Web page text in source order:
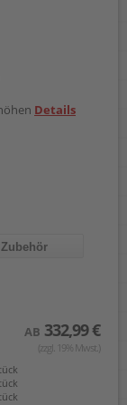
Details
Zubehör
AB 332,99 €
(zzgl. 19% Mwst.)